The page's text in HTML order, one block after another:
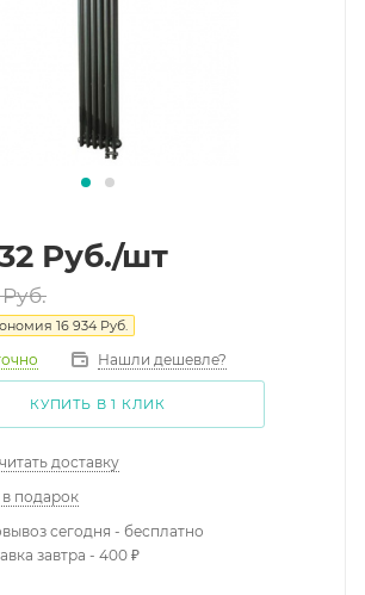
Руб./шт
16 934 Руб.
Нашли дешевле?
КУПИТЬ В 1 КЛИК
доставку
подарок
сегодня - бесплатно
завтра - 400 ₽